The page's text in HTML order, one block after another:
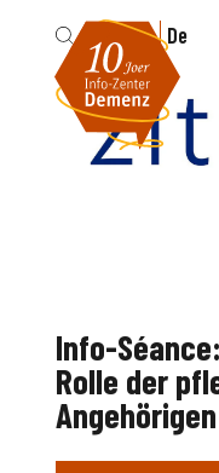
Fr De
Info-
Rolle der
Angehörigen